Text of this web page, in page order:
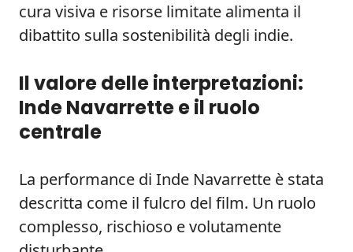
cura visiva e risorse limitate alimenta il
dibattito sulla sostenibilità degli indie.
Il valore delle interpretazioni:
Inde Navarrette e il ruolo
centrale
La performance di Inde Navarrette è stata
descritta come il fulcro del film. Un ruolo
complesso, rischioso e volutamente